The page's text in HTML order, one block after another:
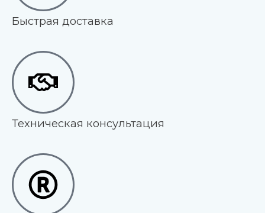
Быстрая доставка
Техническая консультация